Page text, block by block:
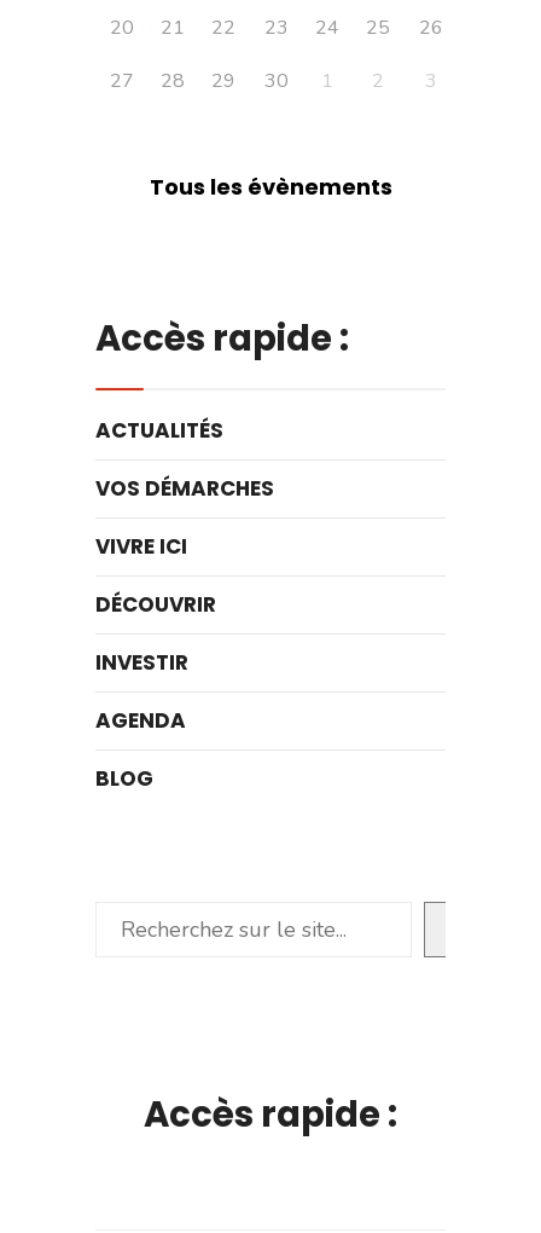
20
21 22 23 24 25
26
27
28 29 30 1 2 3
Tous les évènements
Accès rapide :
ACTUALITÉS
VOS DÉMARCHES
VIVRE ICI
DÉCOUVRIR
INVESTIR
AGENDA
BLOG
Rechercher
Accès rapide :